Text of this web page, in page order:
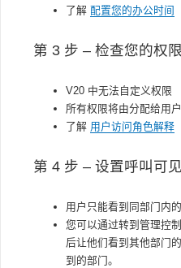
了解 配置您的办公时间
第 3 步 – 检查您的权限
V20 中无法自定义权限
所有权限将由分配给用
了解 用户访问角色解释
第 4 步 – 设置呼叫可
用户只能看到同部门内
您可以通过转到管理控
后让他们看到其他部门
到的部门。